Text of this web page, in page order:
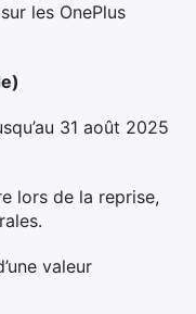
les OnePlus
31 août 2025
lors de la reprise,
valeur